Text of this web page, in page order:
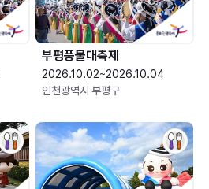
부평풍물대축제
2026.10.02~2026.10.04
인천광역시 부평구